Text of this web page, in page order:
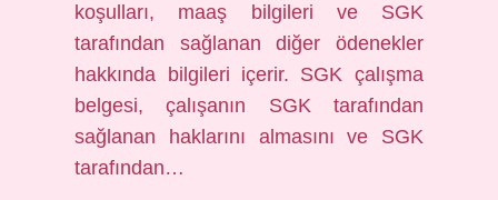
koşulları, maaş bilgileri ve SGK
tarafından sağlanan diğer ödenekler
hakkında bilgileri içerir. SGK çalışma
belgesi, çalışanın SGK tarafından
sağlanan haklarını almasını ve SGK
tarafından…